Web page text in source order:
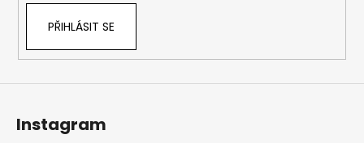
PŘIHLÁSIT SE
Instagram